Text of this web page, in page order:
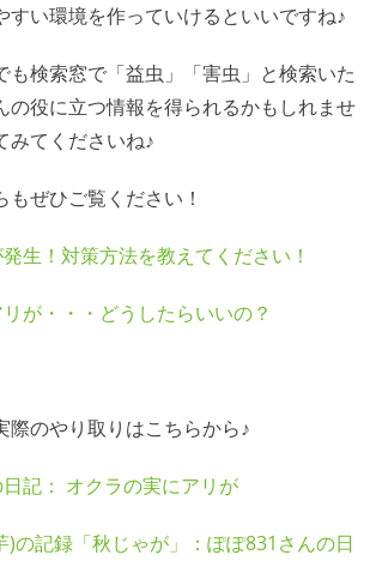
すい環境を作っていけるといいですね♪
も検索窓で「益虫」「害虫」と検索いた
の役に立つ情報を得られるかもしれませ
みてくださいね♪
ぜひご覧ください！
生！対策方法を教えてください！
が・・・どうしたらいいの？
際のやり取りはこちらから♪
記： オクラの実にアリが
)の記録「秋じゃが」：ぽぽ831さんの日